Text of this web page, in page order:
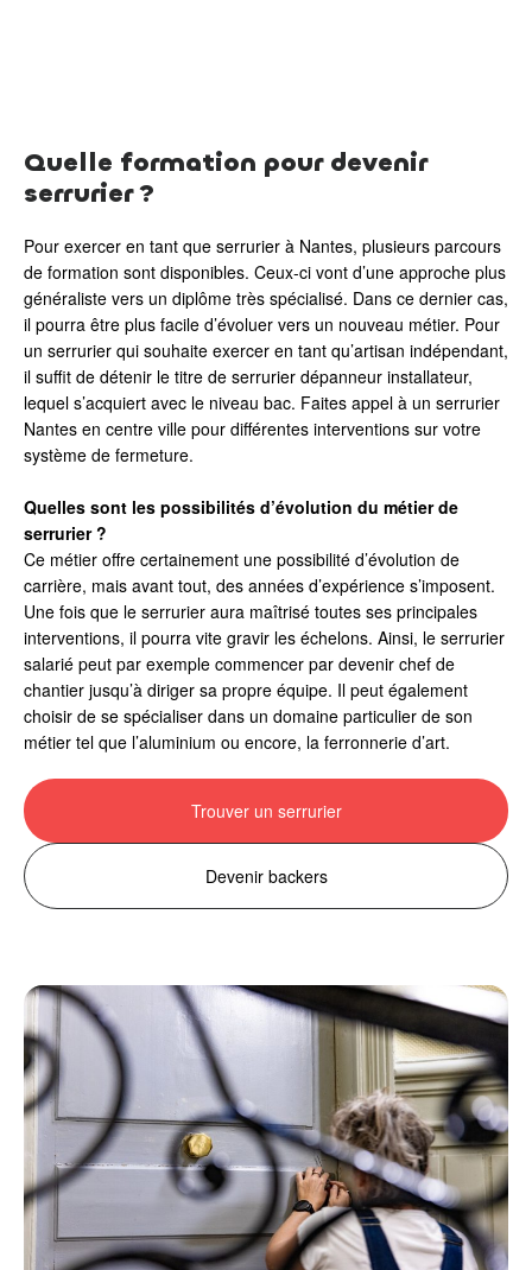
Quelle formation pour devenir
serrurier ?
Pour exercer en tant que serrurier à Nantes, plusieurs parcours
de formation sont disponibles. Ceux-ci vont d’une approche plus
généraliste vers un diplôme très spécialisé. Dans ce dernier cas,
il pourra être plus facile d’évoluer vers un nouveau métier. Pour
un serrurier qui souhaite exercer en tant qu’artisan indépendant,
il suffit de détenir le titre de serrurier dépanneur installateur,
lequel s’acquiert avec le niveau bac. Faites appel à un serrurier
Nantes en centre ville pour différentes interventions sur votre
système de fermeture.
Quelles sont les possibilités d’évolution du métier de
serrurier ?
Ce métier offre certainement une possibilité d’évolution de
carrière, mais avant tout, des années d’expérience s’imposent.
Une fois que le serrurier aura maîtrisé toutes ses principales
interventions, il pourra vite gravir les échelons. Ainsi, le serrurier
salarié peut par exemple commencer par devenir chef de
chantier jusqu’à diriger sa propre équipe. Il peut également
choisir de se spécialiser dans un domaine particulier de son
métier tel que l’aluminium ou encore, la ferronnerie d’art.
Trouver un serrurier
Devenir backers